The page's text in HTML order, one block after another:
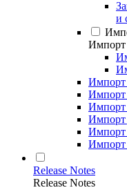
и
Импорт
Импорт
Импорт
Импорт
Импорт
Импорт
Импорт
Release Notes
Release Notes